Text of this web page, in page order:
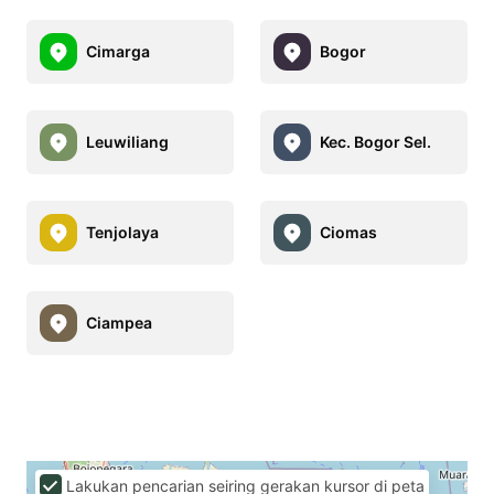
Cimarga Bogor
Leuwiliang Kec. Bogor Sel.
Tenjolaya Ciomas
Ciampea
Lakukan pencarian seiring gerakan kursor di peta